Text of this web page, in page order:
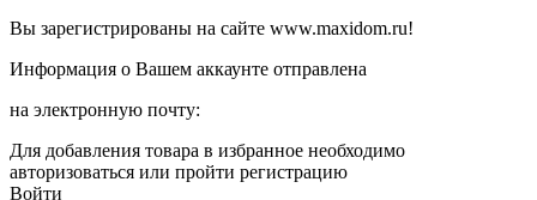
Вы зарегистрированы на сайте www.maxidom.ru!
Информация о Вашем аккаунте отправлена
на электронную почту:
Для добавления товара в избранное необходимо
авторизоваться или пройти регистрацию
Войти